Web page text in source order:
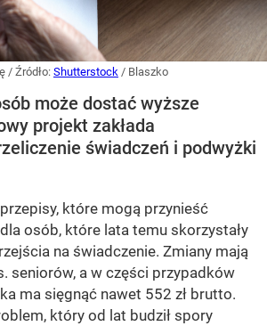
/ Źródło: Shutterstock / Blaszko
może dostać wyższe
projekt zakłada
świadczeń i podwyżki
które mogą przynieść
osób, które lata temu skorzystały
na świadczenie. Zmiany mają
seniorów, a w części przypadków
ma sięgnąć nawet 552 zł brutto.
który od lat budził spory